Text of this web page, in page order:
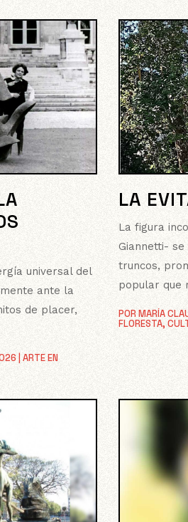
|ARTE EN
universal del
ante la
de placer,
LA
PORMARÍA
FLORESTA,
La figura
Giannetti-
truncos,
popular que